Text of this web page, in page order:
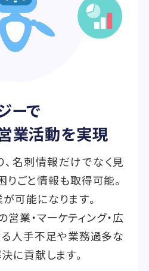
ーで
業活動を実現
名刺情報だけでなく見
ごと情報も取得可能。
可能になります。
業・マーケティング・広
人手不足や業務過多な
に貢献します。